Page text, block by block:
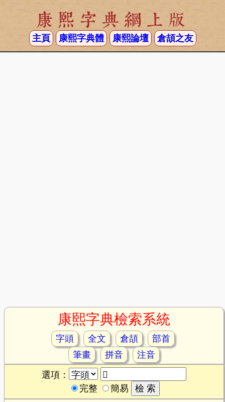
康熙字典網上版
主頁 康熙字典體 康熙論壇 倉頡之友
康熙字典檢索系統
字頭 全文 倉頡
部首
筆畫
拼音
注音
選項：
完整
簡易